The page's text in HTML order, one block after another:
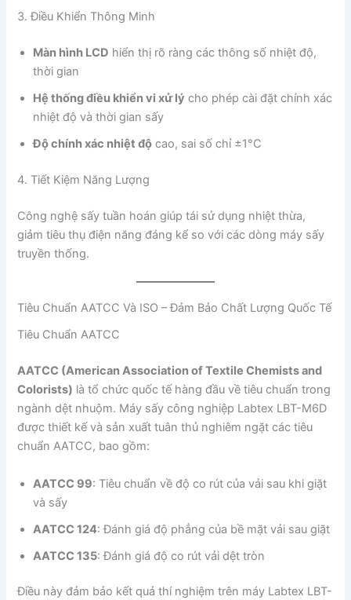
3. Điều Khiển Thông Minh
Màn hình LCD hiển thị rõ ràng các thông số nhiệt độ,
thời gian
Hệ thống điều khiển vi xử lý cho phép cài đặt chính xác
nhiệt độ và thời gian sấy
Độ chính xác nhiệt độ cao, sai số chỉ ±1°C
4. Tiết Kiệm Năng Lượng
Công nghệ sấy tuần hoán giúp tái sử dụng nhiệt thừa,
giảm tiêu thụ điện năng đáng kể so với các dòng máy sấy
truyền thống.
Tiêu Chuẩn AATCC Và ISO – Đảm Bảo Chất Lượng Quốc Tế
Tiêu Chuẩn AATCC
AATCC (American Association of Textile Chemists and
Colorists) là tổ chức quốc tế hàng đầu về tiêu chuẩn trong
ngành dệt nhuộm. Máy sấy công nghiệp Labtex LBT-M6D
được thiết kế và sản xuất tuân thủ nghiêm ngặt các tiêu
chuẩn AATCC, bao gồm:
AATCC 99: Tiêu chuẩn về độ co rút của vải sau khi giặt
và sấy
AATCC 124: Đánh giá độ phẳng của bề mặt vải sau giặt
AATCC 135: Đánh giá độ co rút vải dệt tròn
Điều này đảm bảo kết quả thí nghiệm trên máy Labtex LBT-